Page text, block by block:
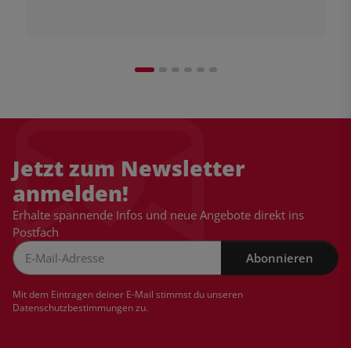
Jetzt zum Newsletter
anmelden!
Erhalte spannende Infos und neue Angebote direkt ins
Postfach
Abonnieren
Mit dem Eintragen deiner E-Mail stimmst du unseren
Datenschutzbestimmungenzu.